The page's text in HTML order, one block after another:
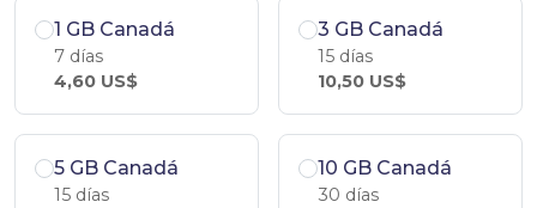
1 GB Canadá
7 días
4,60 US$
3 GB Canadá
15 días
10,50 US$
5 GB Canadá
15 días
10 GB Canadá
30 días